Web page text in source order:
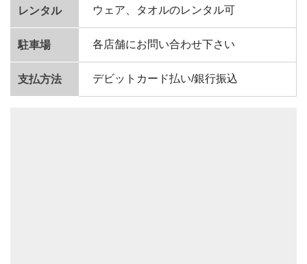
レンタル ウェア、タオルのレンタル可
駐車場 各店舗にお問い合わせ下さい
支払方法 デビットカード払い/銀行振込